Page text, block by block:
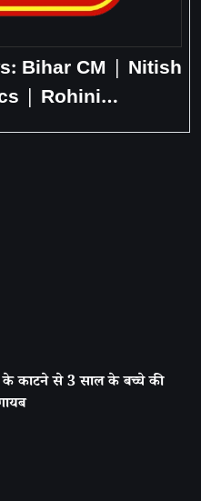
Bihar CM | Nitish
| Rohini
| Hindi News
के काटने से 3 साल के बच्चे की